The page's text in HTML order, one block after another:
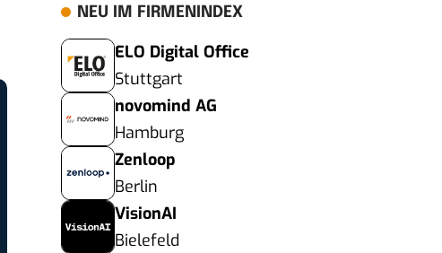
NEU IM FIRMENINDEX
ELO Digital Office
Stuttgart
novomind AG
Hamburg
Zenloop
Berlin
VisionAI
Bielefeld